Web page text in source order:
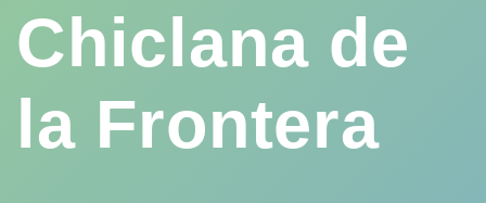
Chiclana de
la Frontera